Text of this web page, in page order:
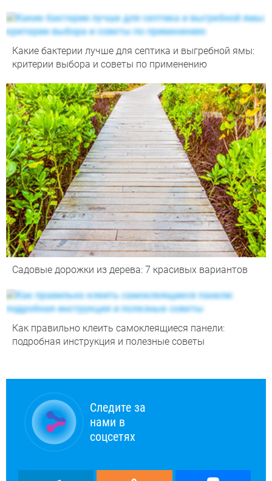
Какие бактерии лучше для септика и выгребной ямы:
критерии выбора и советы по применению
Садовые дорожки из дерева: 7 красивых вариантов
Как правильно клеить самоклеящиеся панели:
подробная инструкция и полезные советы
Следите за
нами в
соцсетях